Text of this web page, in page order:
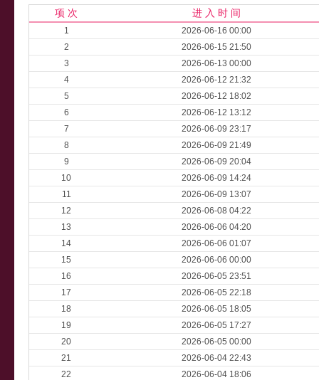
项 次 进 入 时 间
1
2026-06-16 00:00
2
2026-06-15 21:50
3
2026-06-13 00:00
4
2026-06-12 21:32
5
2026-06-12 18:02
6
2026-06-12 13:12
7
2026-06-09 23:17
8
2026-06-09 21:49
9
2026-06-09 20:04
10
2026-06-09 14:24
11
2026-06-09 13:07
12
2026-06-08 04:22
13
2026-06-06 04:20
14
2026-06-06 01:07
15
2026-06-06 00:00
16
2026-06-05 23:51
17
2026-06-05 22:18
18
2026-06-05 18:05
19
2026-06-05 17:27
20
2026-06-05 00:00
21
2026-06-04 22:43
22
2026-06-04 18:06